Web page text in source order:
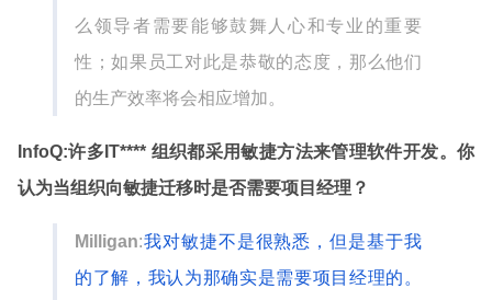
么领导者需要能够鼓舞人心和专业的重要
性；如果员工对此是恭敬的态度，那么他们
的生产效率将会相应增加。
InfoQ:许多 IT**** 组织都采用敏捷方法来管理软件开发。你
认为当组织向敏捷迁移时是否需要项目经理？
Milligan:我对敏捷不是很熟悉，但是基于我
的了解，我认为那确实是需要项目经理的。